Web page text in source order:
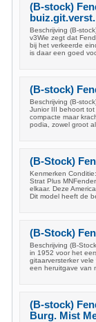
(B-stock)
buiz.git.verst.
Beschrijving (B-
v3Wie zegt dat
bij het verkeerde
is daar een goed
(B-stock)
Beschrijving (B-
Junior III behoort tot
compacte maar
podia, zowel groot
(B-Stock)
Kenmerken
Strat Plus
elkaar. Deze
Dit model heeft de
(B-Stock)
Beschrijving (B-
in 1952 voor het
gitaarversterker
een heruitgave van
(B-stock)
Burg. Mist